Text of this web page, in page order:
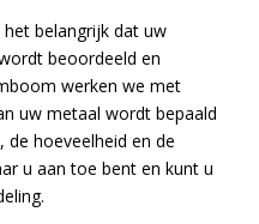
belangrijk dat uw
beoordeeld en
werken we met
uw metaal wordt bepaald
hoeveelheid en de
u aan toe bent en kunt u